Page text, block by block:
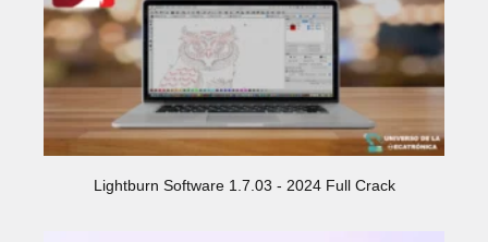
Lightburn Software 1.7.03 - 2024 Full Crack